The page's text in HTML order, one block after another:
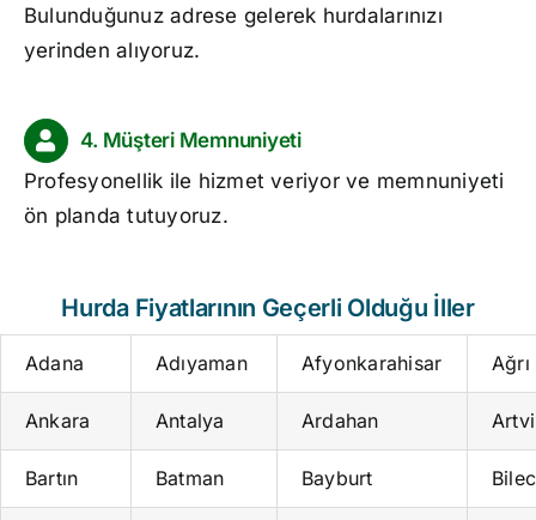
Bulunduğunuz adrese gelerek hurdalarınızı
yerinden alıyoruz.
4. Müşteri Memnuniyeti
Profesyonellik ile hizmet veriyor ve memnuniyeti
ön planda tutuyoruz.
Hurda Fiyatlarının Geçerli Olduğu İller
Adana Adıyaman Afyonkarahisar Ağrı
Ankara Antalya Ardahan
Bartın Batman Bayburt